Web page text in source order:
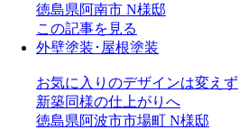
徳島県阿南市 N様邸
この記事を見る
外壁塗装･屋根塗装
お気に入りのデザインは変えず
新築同様の仕上がりへ
徳島県阿波市市場町 N様邸